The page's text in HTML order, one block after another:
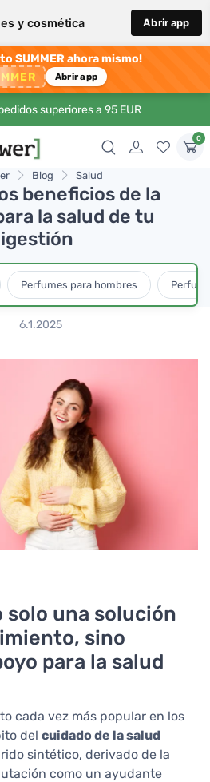
y cosmética Abrir app
SUMMER ahora mismo!
Abrir app
superiores a 95 EUR
0
Blog Salud
beneficios de la
la salud de tu
Perfumes para hombres
6.1.2025
solo una solución
sino
para la salud
cada vez más popular en los
del cuidado de la salud
sintético, derivado de la
como un ayudante